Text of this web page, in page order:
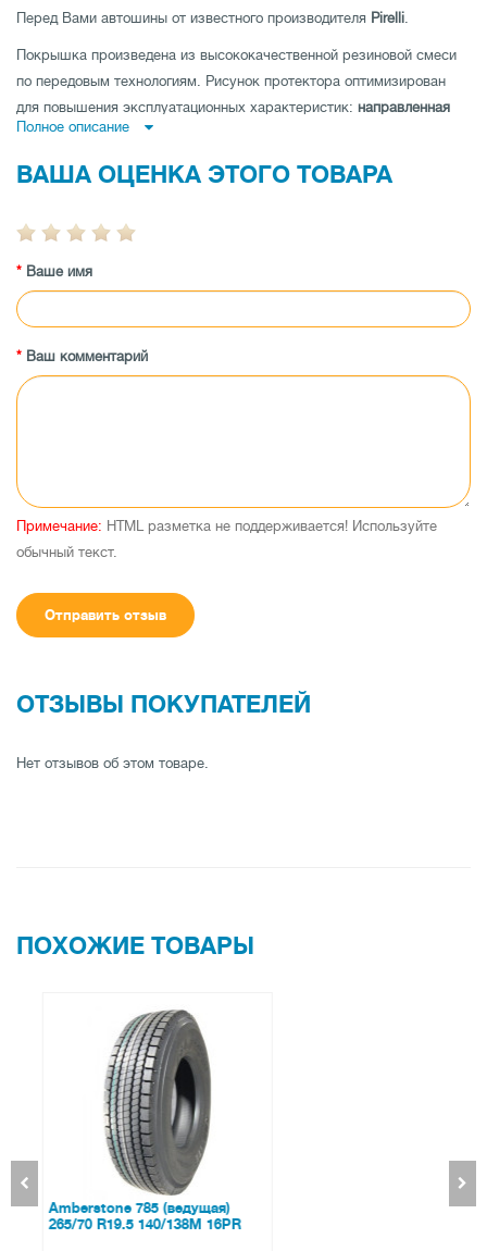
Перед Вами автошины от известного производителя Pirelli.
Покрышка произведена из высококачественной резиновой смеси
по передовым технологиям. Рисунок протектора оптимизирован
для повышения эксплуатационных характеристик: направленная
шина имеет высокое сопротивление аквапланированию,
показатели устойчивости на дороге по прямой иасимметричная
сухой дороге.
Покрышка имеет высокую износоустойчивость, а также
протестирована производителем на максимальные показатели
нагрузки и скорости.
Заказывайте покрышки Pirelli Scorpion Zero 275/50 R20 113V XL M0
по выгодной цене в магазине tireland.com.ua.
Полное описание
ВАША ОЦЕНКА ЭТОГО ТОВАРА
Ваше имя
Ваш комментарий
Примечание: HTML разметка не поддерживается! Используйте
обычный текст.
Отправить отзыв
ОТЗЫВЫ ПОКУПАТЕЛЕЙ
Нет отзывов об этом товаре.
ПОХОЖИЕ ТОВАРЫ
Dunlop GrandTrek AT5 255/55
R18 109H XL